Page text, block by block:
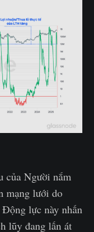
của Người nắm
mạng lưới do
lực này nhấn
lũy đang lấn át